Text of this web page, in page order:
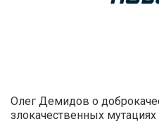
Олег Демидов о
злокачественных